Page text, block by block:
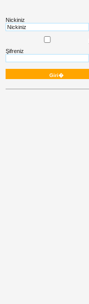
Nickiniz
Şifreniz